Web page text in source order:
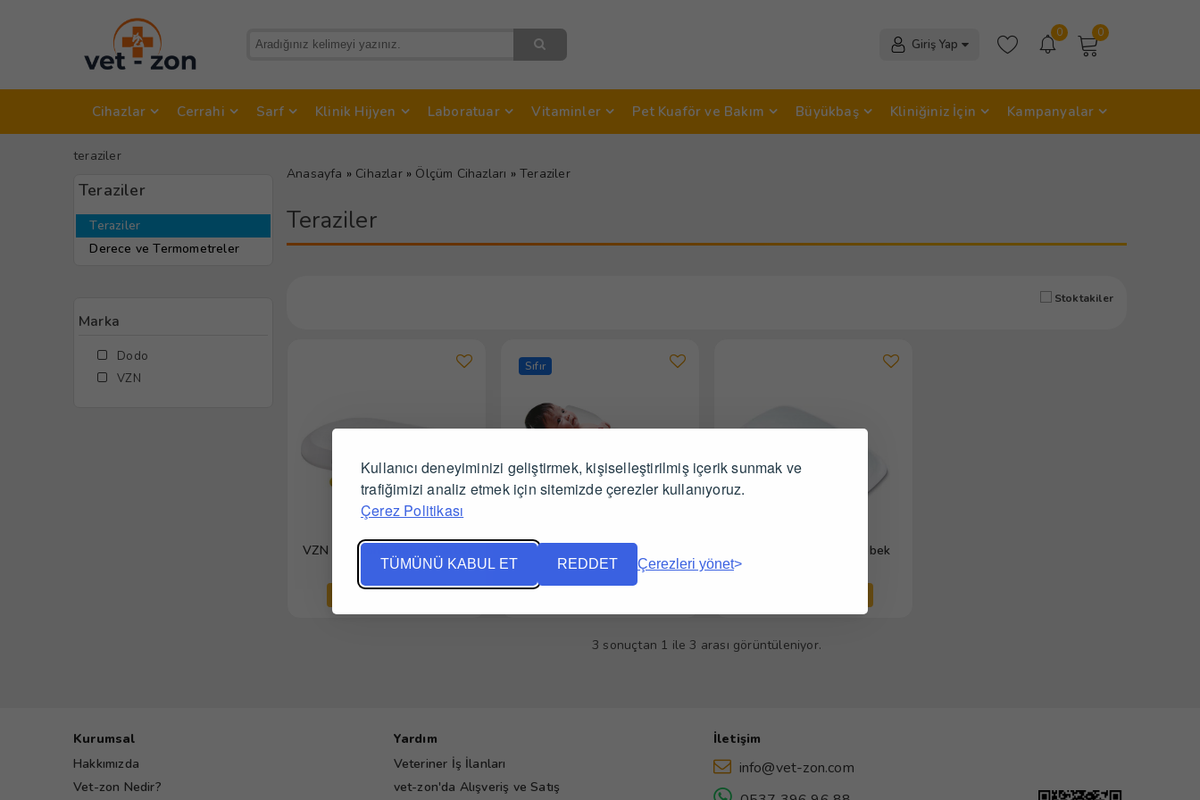
Kullanıcı deneyiminizi geliştirmek, kişiselleştirilmiş içerik sunmak ve
trafiğimizi analiz etmek için sitemizde çerezler kullanıyoruz.
Çerez Politikası
TÜMÜNÜ KABUL ET REDDET Çerezleri yönet
0
0
Giriş Yap
Cihazlar Cerrahi Sarf Klinik Hijyen Laboratuar Vitaminler Pet Kuaför ve Bakım Büyükbaş Kliniğiniz İçin Kampanyalar
teraziler
Teraziler
Teraziler
Derece ve Termometreler
Marka
Dodo
VZN
Anasayfa » Cihazlar » Ölçüm Cihazları » Teraziler
Teraziler
Stoktakiler
VZN Elektronik Bebek Tartısı
Tüm Satıcıları Gör
Sıfır
Dodo Dijital Bebek Terazisi
Beurer By 80 Dijital Bebek
3 sonuçtan 1 ile 3 arası görüntüleniyor.
Kurumsal
Hakkımızda
Vet-zon Nedir?
Yardım
Veteriner İş İlanları
vet-zon'da Alışveriş ve Satış
İletişim
info@vet-zon.com